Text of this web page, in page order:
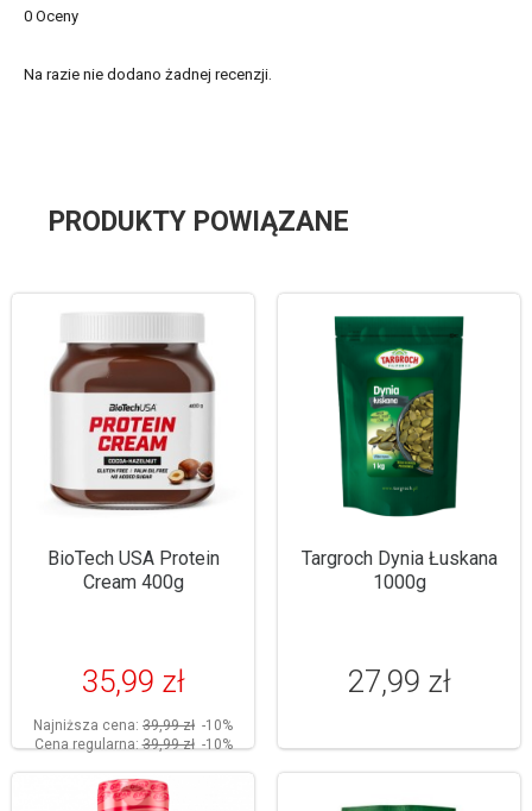
0 Oceny
Na razie nie dodano żadnej recenzji.
PRODUKTY POWIĄZANE
BioTech USA Protein
Cream 400g
35,99 zł
Najniższa cena: 39,99 zł -10%
Cena regularna:39,99 zł -10%
Targroch Dynia Łuskana
1000g
27,99 zł